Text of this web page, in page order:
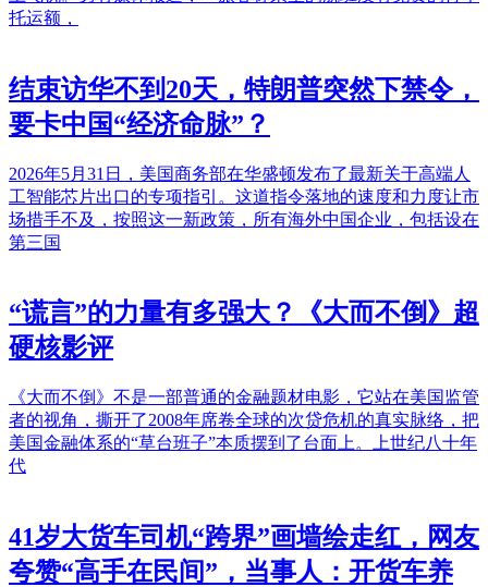
托运额，
结束访华不到20天，特朗普突然下禁令，
要卡中国“经济命脉”？
2026年5月31日，美国商务部在华盛顿发布了最新关于高端人
工智能芯片出口的专项指引。这道指令落地的速度和力度让市
场措手不及，按照这一新政策，所有海外中国企业，包括设在
第三国
“谎言”的力量有多强大？《大而不倒》超
硬核影评
《大而不倒》不是一部普通的金融题材电影，它站在美国监管
者的视角，撕开了2008年席卷全球的次贷危机的真实脉络，把
美国金融体系的“草台班子”本质摆到了台面上。上世纪八十年
代
41岁大货车司机“跨界”画墙绘走红，网友
夸赞“高手在民间”，当事人：开货车养